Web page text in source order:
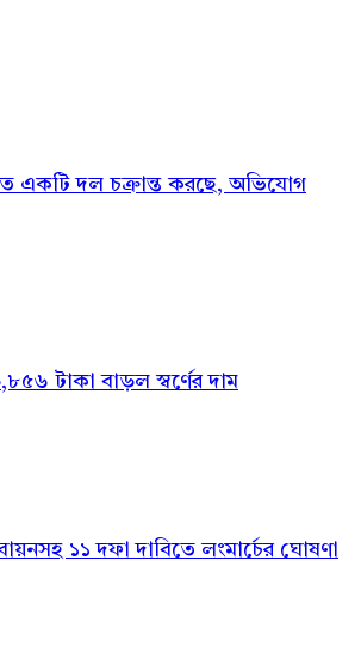
একটি দল চক্রান্ত করছে, অভিযোগ
টাকা বাড়ল স্বর্ণের দাম
১১ দফা দাবিতে লংমার্চের ঘোষণা